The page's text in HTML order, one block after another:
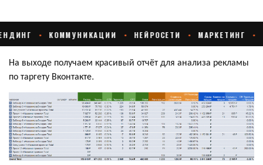
На выходе получаем красивый отчёт для анализа рекламы
по таргету Вконтакте.